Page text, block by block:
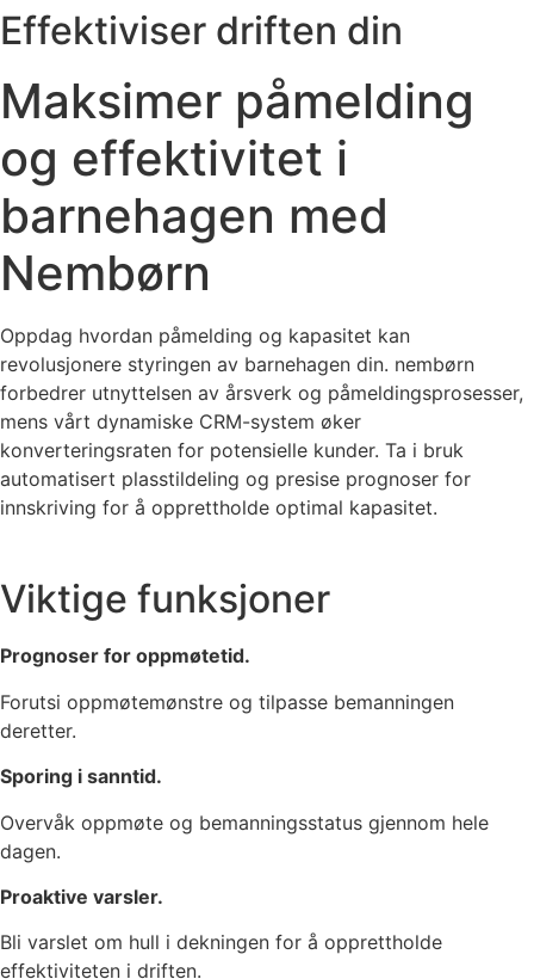
Effektiviser driften din
Maksimer påmelding
og effektivitet i
barnehagen med
Nembørn
Oppdag hvordan påmelding og kapasitet kan
revolusjonere styringen av barnehagen din. nembørn
forbedrer utnyttelsen av årsverk og påmeldingsprosesser,
mens vårt dynamiske CRM-system øker
konverteringsraten for potensielle kunder. Ta i bruk
automatisert plasstildeling og presise prognoser for
innskriving for å opprettholde optimal kapasitet.
Viktige funksjoner
Prognoser for oppmøtetid.
Forutsi oppmøtemønstre og tilpasse bemanningen
deretter.
Sporing i sanntid.
Overvåk oppmøte og bemanningsstatus gjennom hele
dagen.
Proaktive varsler.
Bli varslet om hull i dekningen for å opprettholde
effektiviteten i driften.